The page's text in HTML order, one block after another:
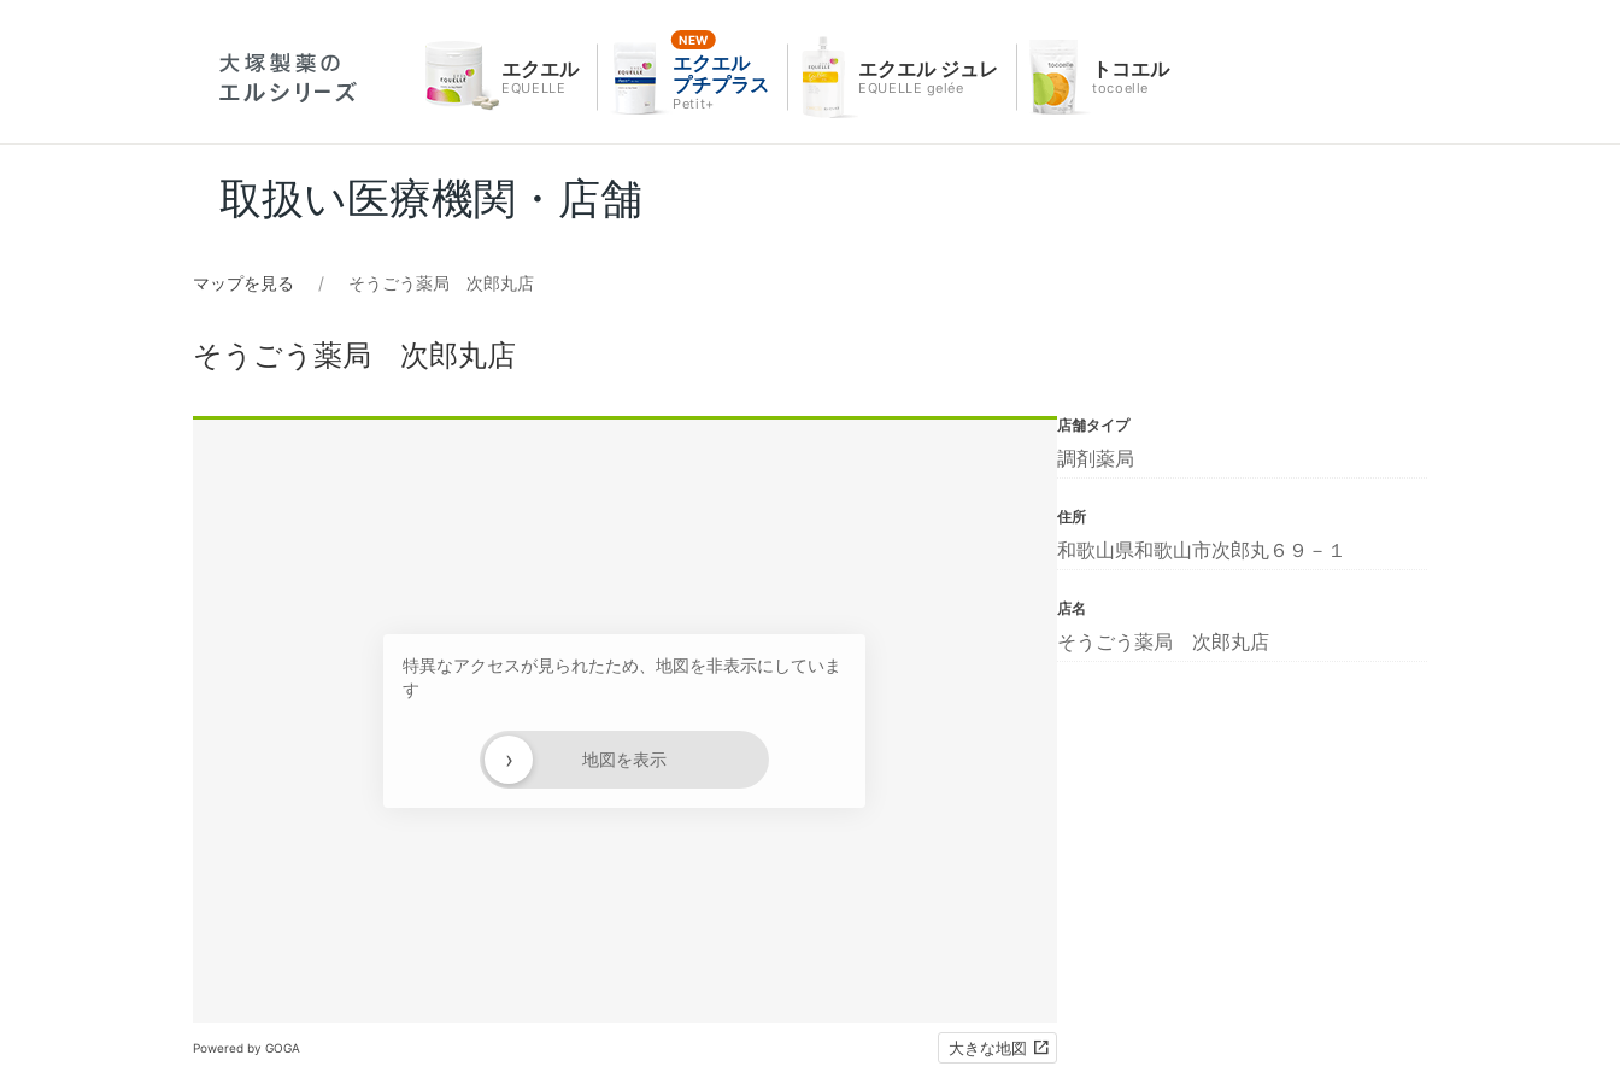
エクエル
EQUELLE
エクエル
プチプラス
Petit+
エクエル ジュレ
EQUELLE gelée
トコエル
tocoelle
取扱い医療機関・店舗
マップを見る そうごう薬局 次郎丸店
そうごう薬局 次郎丸店
特異なアクセスが見られたため、地図を非表示にしていま
す
地図を表示
›
Powered by GOGA 大きな地図
店舗タイプ
調剤薬局
住所
和歌山県和歌山市次郎丸６９－１
店名
そうごう薬局 次郎丸店